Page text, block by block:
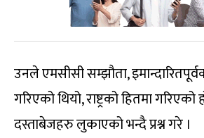
उनले एमसीसी सम्झौता,
गरिएको थियो, राष्ट्रको हितमा
दस्ताबेजहरु लुकाएको भन्दै प्रश्न गरे ।